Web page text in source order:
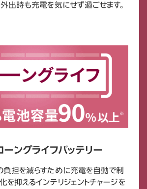
出時も充電を気にせず過ごせます。
ーングライフバッテリー
負担を減らすために充電を自動で制
を抑えるインテリジェントチャージを